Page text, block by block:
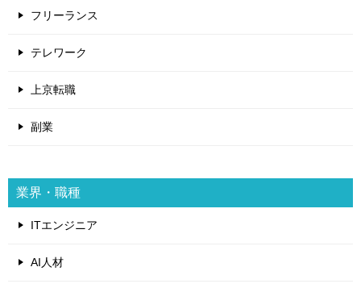
フリーランス
テレワーク
上京転職
副業
業界・職種
ITエンジニア
AI人材